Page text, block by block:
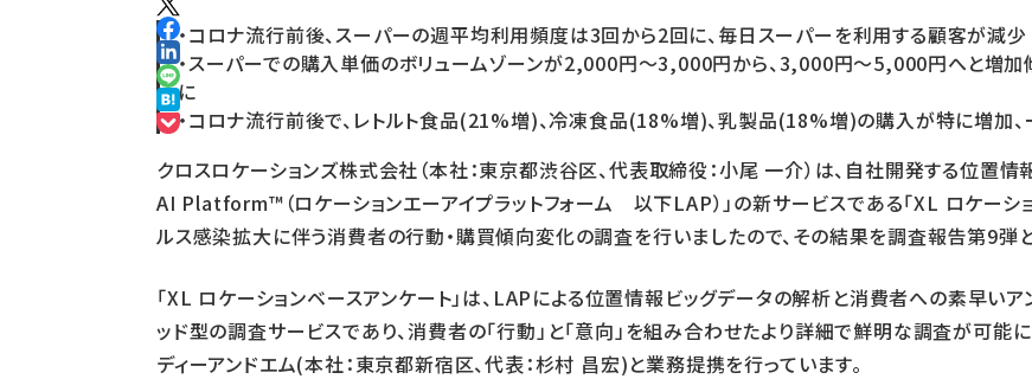
・コロナ流行前後、スーパーの週平均利用頻度は3回から2回に、毎日スーパーを利用する顧客が減少
・スーパーでの購入単価のボリュームゾーンが2,000円～3,000円から、3,000円～5,000円へと増加
に
・コロナ流行前後で、レトルト食品(21%増)、冷凍食品(18%増)、乳製品(18%増)の購入が特に増加
クロスロケーションズ株式会社（本社：東京都渋谷区、代表取締役：小尾 一介）は、自社開発する位置
AI Platform™（ロケーションエーアイプラットフォーム 以下LAP）」の新サービスである「XL ロケーシ
ルス感染拡大に伴う消費者の行動・購買傾向変化の調査を行いましたので、その結果を調査報告第9弾と
「XL ロケーションベースアンケート」は、LAPによる位置情報ビッグデータの解析と消費者への素早い
ッド型の調査サービスであり、消費者の「行動」と「意向」を組み合わせたより詳細で鮮明な調査が可能
ディーアンドエム(本社：東京都新宿区、代表：杉村 昌宏)と業務提携を行っています。